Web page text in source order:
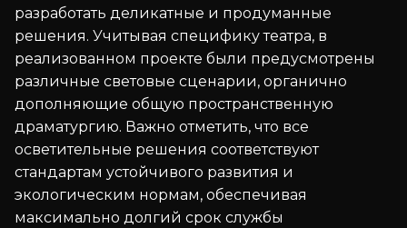
разработать деликатные и продуманные
решения. Учитывая специфику театра, в
реализованном проекте были предусмотрены
различные световые сценарии, органично
дополняющие общую пространственную
драматургию. Важно отметить, что все
осветительные решения соответствуют
стандартам устойчивого развития и
экологическим нормам, обеспечивая
максимально долгий срок службы